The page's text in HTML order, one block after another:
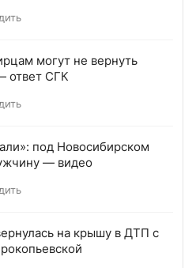
могут не вернуть
ответ СГК
под Новосибирском
— видео
на крышу в ДТП с